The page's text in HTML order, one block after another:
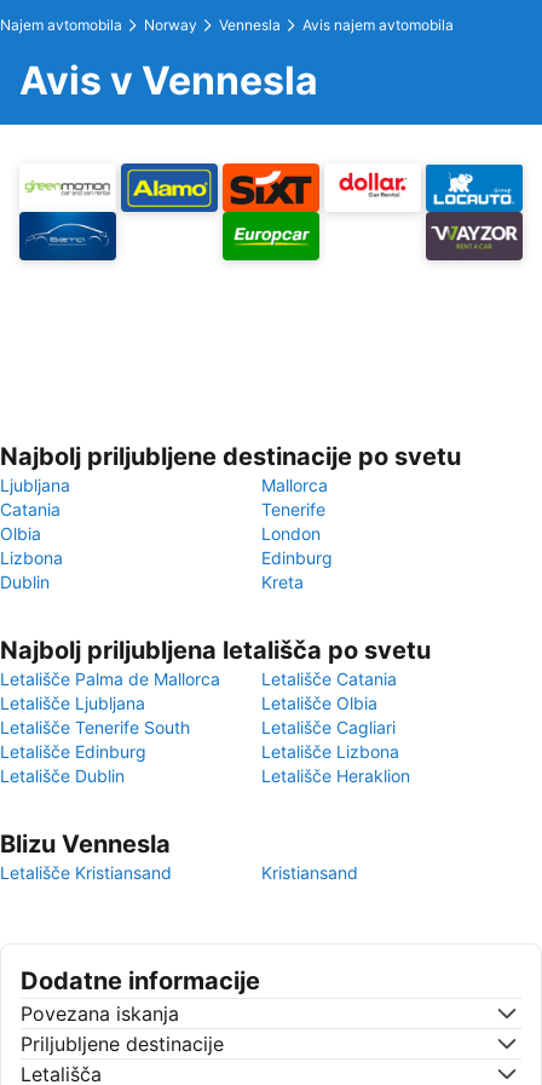
Najem avtomobila Norway Vennesla Avis najem avtomobila
Avis v Vennesla
Najbolj priljubljene destinacije po svetu
Ljubljana
Mallorca
Catania
Tenerife
Olbia
London
Lizbona
Edinburg
Dublin
Kreta
Najbolj priljubljena letališča po svetu
Letališče Palma de Mallorca
Letališče Catania
Letališče Ljubljana
Letališče Olbia
Letališče Tenerife South
Letališče Cagliari
Letališče Edinburg
Letališče Lizbona
Letališče Dublin
Letališče Heraklion
Blizu Vennesla
Letališče Kristiansand Kristiansand
Dodatne informacije
Povezana iskanja
Priljubljene destinacije
Letališča